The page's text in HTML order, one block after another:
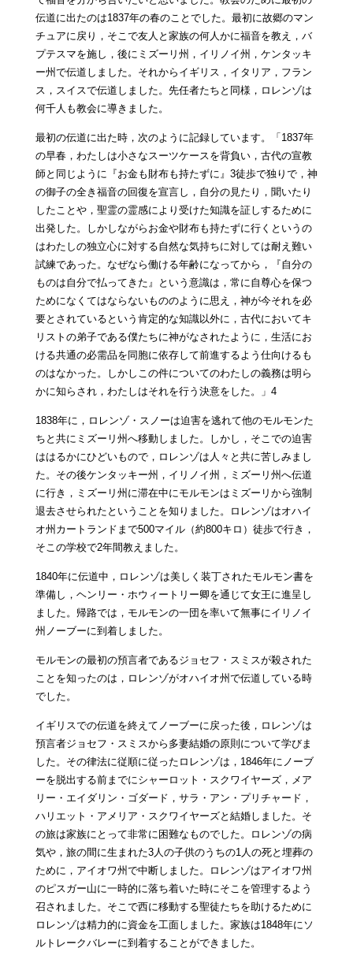
伝道に出たのは1837年の春のことでした。最初に故郷のマン
チュアに戻り，そこで友人と家族の何人かに福音を教え，バ
プテスマを施し，後にミズーリ州，イリノイ州，ケンタッキ
ー州で伝道しました。それからイギリス，イタリア，フラン
ス，スイスで伝道しました。先任者たちと同様，ロレンゾは
何千人も教会に導きました。
最初の伝道に出た時，次のように記録しています。「1837年
の早春，わたしは小さなスーツケースを背負い，古代の宣教
師と同じように『お金も財布も持たずに』3徒歩で独りで，神
の御子の全き福音の回復を宣言し，自分の見たり，聞いたり
したことや，聖霊の霊感により受けた知識を証しするために
出発した。しかしながらお金や財布も持たずに行くというの
はわたしの独立心に対する自然な気持ちに対しては耐え難い
試練であった。なぜなら働ける年齢になってから，『自分の
ものは自分で払ってきた』という意識は，常に自尊心を保つ
ためになくてはならないもののように思え，神が今それを必
要とされているという肯定的な知識以外に，古代においてキ
リストの弟子である僕たちに神がなされたように，生活にお
ける共通の必需品を同胞に依存して前進するよう仕向けるも
のはなかった。しかしこの件についてのわたしの義務は明ら
かに知らされ，わたしはそれを行う決意をした。」4
1838年に，ロレンゾ・スノーは迫害を逃れて他のモルモンた
ちと共にミズーリ州へ移動しました。しかし，そこでの迫害
ははるかにひどいもので，ロレンゾは人々と共に苦しみまし
た。その後ケンタッキー州，イリノイ州，ミズーリ州へ伝道
に行き，ミズーリ州に滞在中にモルモンはミズーリから強制
退去させられたということを知りました。ロレンゾはオハイ
オ州カートランドまで500マイル（約800キロ）徒歩で行き，
そこの学校で2年間教えました。
1840年に伝道中，ロレンゾは美しく装丁されたモルモン書を
準備し，ヘンリー・ホウィートリー卿を通じて女王に進呈し
ました。帰路では，モルモンの一団を率いて無事にイリノイ
州ノーブーに到着しました。
モルモンの最初の預言者であるジョセフ・スミスが殺された
ことを知ったのは，ロレンゾがオハイオ州で伝道している時
でした。
イギリスでの伝道を終えてノーブーに戻った後，ロレンゾは
預言者ジョセフ・スミスから多妻結婚の原則について学びま
した。その律法に従順に従ったロレンゾは，1846年にノーブ
ーを脱出する前までにシャーロット・スクワイヤーズ，メア
リー・エイダリン・ゴダード，サラ・アン・プリチャード，
ハリエット・アメリア・スクワイヤーズと結婚しました。そ
の旅は家族にとって非常に困難なものでした。ロレンゾの病
気や，旅の間に生まれた3人の子供のうちの1人の死と埋葬の
ために，アイオワ州で中断しました。ロレンゾはアイオワ州
のピスガー山に一時的に落ち着いた時にそこを管理するよう
召されました。そこで西に移動する聖徒たちを助けるために
ロレンゾは精力的に資金を工面しました。家族は1848年にソ
ルトレークバレーに到着することができました。